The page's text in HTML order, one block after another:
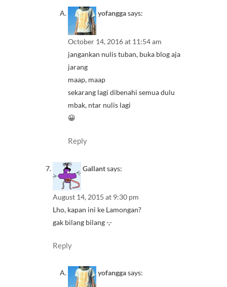
yofanggasays:
October 14, 2016 at 11:54 am
jangankan nulis tuban, buka blog aja
jarang
maap, maap
sekarang lagi dibenahi semua dulu
mbak, ntar nulis lagi
😀
Reply
Gallantsays:
August 14, 2015 at 9:30 pm
Lho, kapan ini ke Lamongan?
gak bilang bilang -,-
Reply
yofanggasays: